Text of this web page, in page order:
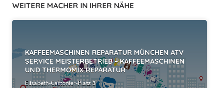
WEITERE MACHER IN IHRER NÄHE
KAFFEEMASCHINEN REPARATUR MÜNCHEN ATV
SERVICE MEISTERBETRIEB – KAFFEEMASCHINEN
UND THERMOMIX REPARATUR
Elisabeth-Castonier-Platz 3